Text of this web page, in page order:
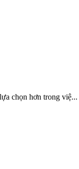
chọn hơn trong việ...